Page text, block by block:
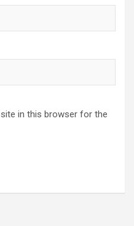
in this browser for the